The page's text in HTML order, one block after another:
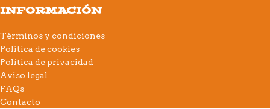
INFORMACIÓN
Términos y condiciones
Política de cookies
Política de privacidad
Aviso legal
FAQs
Contacto